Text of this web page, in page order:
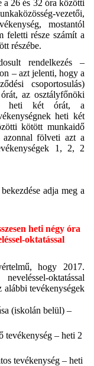
a 26 és 32 óra közötti
vezetői,
mostantól
feletti része számít a
részébe.
rendelkezés –
– azt jelenti, hogy a
csoportosulás)
az osztályfőnöki
heti két órát, a
heti két
kötött munkaidő
azonnal fölveti azt a
1, 2, 2
adja meg a
heti négy óra
oktatással
hogy 2017.
oktatással
alábbi tevékenységek
(iskolán belül) –
tevékenység – heti 2
tevékenység – heti